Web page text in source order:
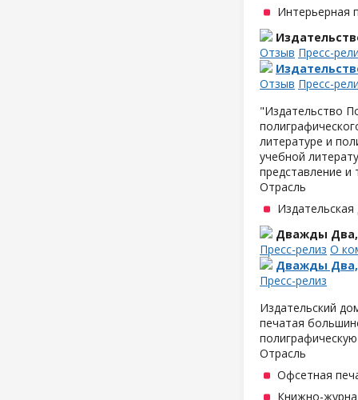
Интерьерная
Отзыв Пресс-
Отзыв Пресс-
"Издательство
литературе и
учебной
представление и
Отрасль
Дважды Два,
Пресс-релиз О
Дважды Два,
Пресс-релиз
Издательский
печатая
Отрасль
Офсетная
Книжно-